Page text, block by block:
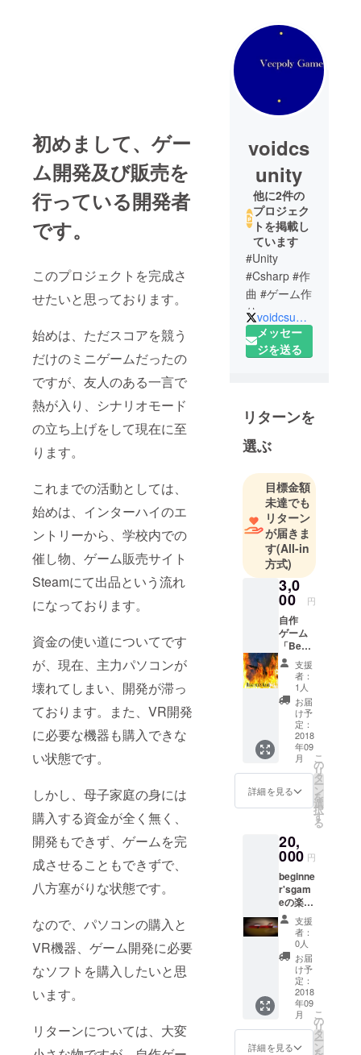
初めまして、ゲー
ム開発及び販売を
行っている開発者
です。
このプロジェクトを完成さ
せたいと思っております。
始めは、ただスコアを競う
だけのミニゲームだったの
ですが、友人のある一言で
熱が入り、シナリオモード
の立ち上げをして現在に至
ります。
これまでの活動としては、
始めは、インターハイのエ
ントリーから、学校内での
催し物、ゲーム販売サイト
Steamにて出品という流れ
になっております。
資金の使い道についてです
が、現在、主力パソコンが
壊れてしまい、開発が滞っ
ております。また、VR開発
に必要な機器も購入できな
い状態です。
しかし、母子家庭の身には
購入する資金が全く無く、
開発もできず、ゲームを完
成させることもできずで、
八方塞がりな状態です。
なので、パソコンの購入と
VR機器、ゲーム開発に必要
なソフトを購入したいと思
います。
リターンについては、大変
voidcs
unity
他に2件の
プロジェク
トを掲載し
ています
#Unity
#Csharp #作
曲 #ゲーム作
り
#indiegame
#gamedev
をしていま
す。 少し
Unityと
blenderが出
来ます。 I
can do unity
and blender
a little.
voidcsunity
メッセー
ジを送る
リターンを
選ぶ
目標金額
未達でも
リターン
が届きま
す(All-in
方式)
3,0
00 円
自作
ゲーム
「Begin
ner'sGa
me」と
一緒
に、お
礼の
メッ
セージ
を送信
したい
と思い
ます。
小さな
物で大
訳あり
ません
支援
者：
1人
お届
け予
定：
2018
年09
月
詳細を見る
こ
の
リ
タ
ー
ン
を
選
択
す
る
20,
000 円
beginne
r'sgam
eの楽曲
beginne
r'sgam
e本体と
メッ
セージ
を届け
たいと
思いま
支援
者：
0人
お届
け予
定：
2018
年09
月
詳細を見る
こ
の
リ
タ
ー
ン